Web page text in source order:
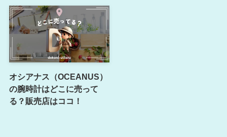
オシアナス（OCEANUS）
の腕時計はどこに売って
る？販売店はココ！